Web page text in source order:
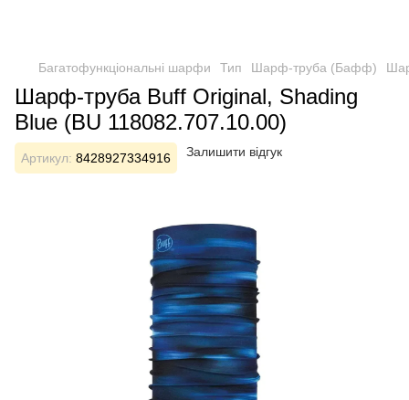
Багатофункціональні шарфи Тип Шарф-труба (Бафф)
Шарф-труба Buff Original, Shading
Blue (BU 118082.707.10.00)
Артикул: 8428927334916 Залишити відгук